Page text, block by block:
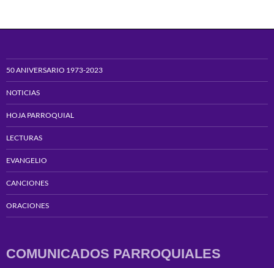
50 ANIVERSARIO 1973-2023
NOTICIAS
HOJA PARROQUIAL
LECTURAS
EVANGELIO
CANCIONES
ORACIONES
COMUNICADOS PARROQUIALES